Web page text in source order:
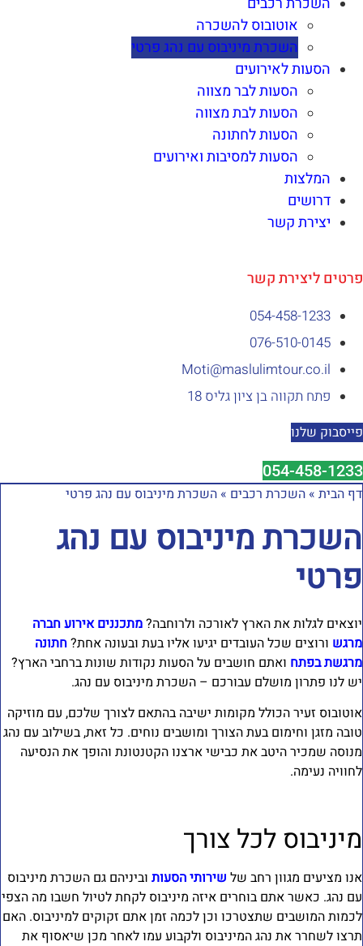
אוטובוס להשכרה
השכרת מיניבוס עם נהג פרטי
הסעות לאירועים
הסעות לבר מצווה
הסעות לבת מצווה
הסעות לחתונה
הסעות למסיבות ואירועים
המלצות
דרושים
יצירת קשר
ליצירת קשר
054-458-1233⁩
076-510-0145
Moti@maslulimtour.co.il
פתח תקווה בן ציון גליס 18
שלנו
054-458-
הבית»השכרת רכבים»השכרת מיניבוס עם נהג פרטי
מיניבוס עם נהג
לגלות את הארץ לאורכה ולרוחבה?מתכננים אירוע חברה
ורוצים שכל העובדים יגיעו אליו בעת ובעונה אחת?חתונה
בפתחואתם חושבים על הסעות נקודות שונות ברחבי הארץ?
לנו פתרון מושלם עבורכם – השכרת מיניבוס עם נהג.
זעיר הכולל מקומות ישיבה בהתאם לצורך שלכם, עם מוזיקה
מזגן וחימום בעת הצורך ומושבים נוחים. כל זאת, בשילוב עם נהג
שמכיר היטב את כבישי ארצנו הקטנטונת והופך את הנסיעה
נעימה.
לכל צורך
מציעים מגוון רחב שלשירותי הסעותוביניהם גם השכרת מיניבוס
נהג. כאשר אתם בוחרים איזה מיניבוס לקחת לטיול חשבו מה הצפי
המושבים שתצטרכו וכן לכמה זמן אתם זקוקים למיניבוס. האם
לשחרר את נהג המיניבוס ולקבוע עמו לאחר מכן שיאסוף את